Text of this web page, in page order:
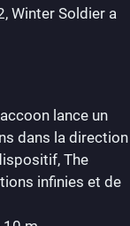
Winter Soldier a
lance un
dans la direction
The
infinies et de